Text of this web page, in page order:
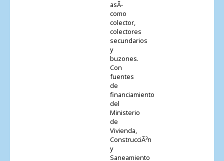
asÃ­
como
colector,
colectores
secundarios
y
buzones.
Con
fuentes
de
financiamiento
del
Ministerio
de
Vivienda,
ConstrucciÃ³n
y
Saneamiento